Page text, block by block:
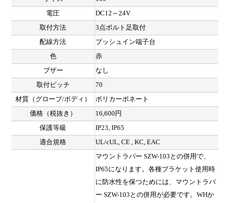
電圧
DC12～24V
取付方法
3点ボルト足取付
配線方法
プッシュイン端子台
色
赤
ブザー
なし
取付ピッチ
70
材質（グローブ/ボディ）
ポリカーボネート
価格（税抜き）
16,600円
保護等級
IP23, IP65
適合規格
UL/cUL, CE , KC, EAC
マウントラバー SZW-103との併用で、
IP65になります。各種ブラケット使用時
に防水性を保つためには、マウントラバ
ー SZW-103との併用が必要です。WHか